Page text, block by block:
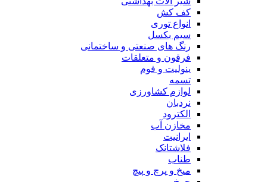
کف کش
انواع توری
سیم بکسل
رنگ های صنعتی و ساختمانی
فرقون و متعلقات
ینولیت و فوم
تسمه
لوازم کشاورزی
نردبان
الکترود
مخازن آب
ایرانیت
فلاشتانک
طناب
میخ و پرچ و پیچ